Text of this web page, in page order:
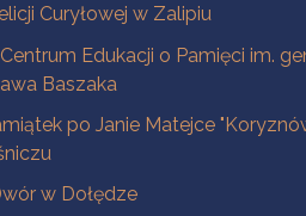
Curyłowej w Zalipiu
Edukacji o Pamięci im.
Baszaka
po Janie Matejce
w Dołędze